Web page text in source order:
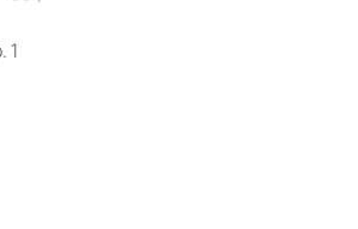
yang izinnya diterbitkan pada tahun 2018.
1